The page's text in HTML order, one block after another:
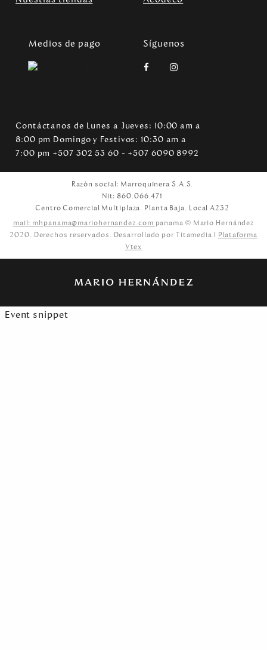
Medios de pago Síguenos
Contáctanos de Lunes a Jueves: 10:00 am a
8:00 pm Domingo y Festivos: 10:30 am a
7:00 pm +507 302 53 60 - +507 6090 8992
Razón social: Marroquinera S.A.S.
Nit: 860.066.471
Centro Comercial Multiplaza. Planta Baja. Local A232
mail: mhpanama@mariohernandez.com panama © Mario Hernández
2020. Derechos reservados. Desarrollado por Titamedia l Plataforma
Vtex
Event snippet